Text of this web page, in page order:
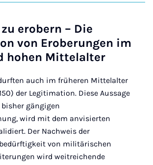
erobern – Die
von Eroberungen im
hohen Mittelalter
auch im früheren Mittelalter
der Legitimation. Diese Aussage
gängigen
wird mit dem anvisierten
Der Nachweis der
von militärischen
wird weitreichende